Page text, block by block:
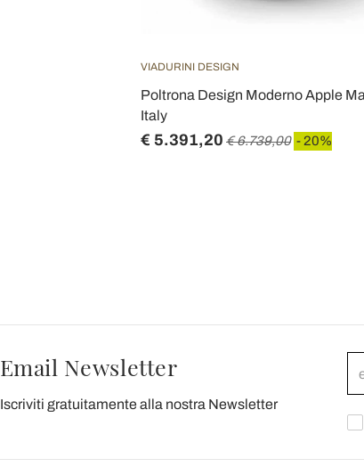
VIADURINI DESIGN
Poltrona Design Moderno Apple
Italy
€ 5.391,20 € 6.739,00 - 20%
Email Newsletter
Iscriviti gratuitamente alla nostra Newsletter